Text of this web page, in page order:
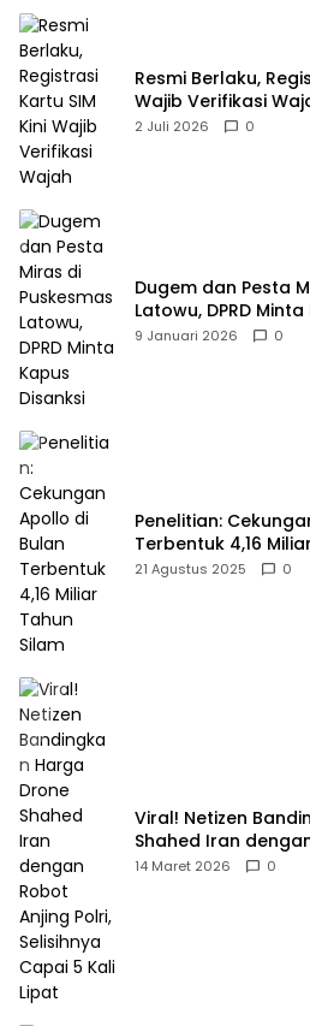
Resmi Berlaku,
Wajib Verifikasi
2 Juli 2026 0
Dugem dan Pesta
Latowu, DPRD
9 Januari 2026 0
Penelitian:
Terbentuk 4,16
21 Agustus 2025 0
Viral! Netizen
Shahed Iran
Selisihnya Capai 5
14 Maret 2026 0